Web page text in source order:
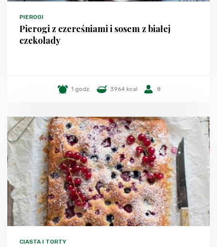
PIEROGI
Pierogi z czereśniami i sosem z białej
czekolady
1 godz. 3964 kcal 8
CIASTA I TORTY